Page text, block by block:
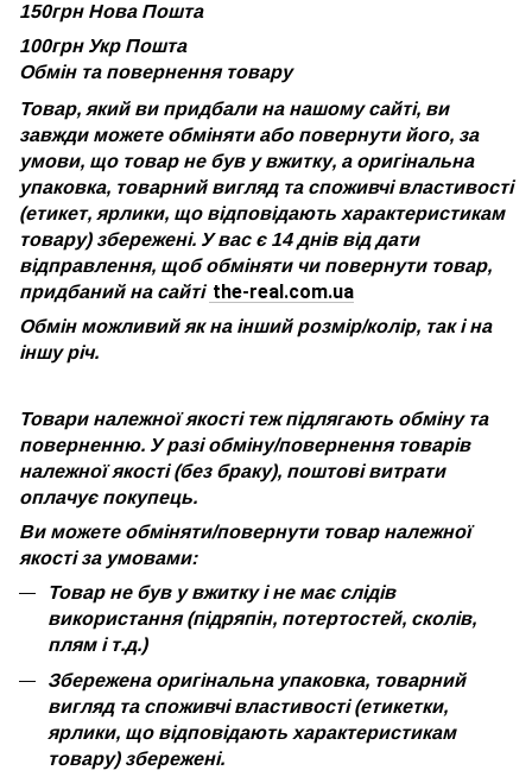
150грн Нова Пошта
100грн Укр Пошта
Обмін та повернення товару
Товар, який ви придбали на нашому сайті, ви
завжди можете обміняти або повернути його, за
умови, що товар не був у вжитку, а оригінальна
упаковка, товарний вигляд та споживчі властивості
(етикет, ярлики, що відповідають характеристикам
товару) збережені. У вас є 14 днів від дати
відправлення, щоб обміняти чи повернути товар,
придбаний на сайті the-real.com.ua
Обмін можливий як на інший розмір/колір, так і на
іншу річ.
Товари належної якості теж підлягають обміну та
поверненню. У разі обміну/повернення товарів
належної якості (без браку), поштові витрати
оплачує покупець.
Ви можете обміняти/повернути товар належної
якості за умовами:
Товар не був у вжитку і не має слідів
використання (підряпін, потертостей, сколів,
плям і т.д.)
Збережена оригінальна упаковка, товарний
вигляд та споживчі властивості (етикетки,
ярлики, що відповідають характеристикам
товару) збережені.